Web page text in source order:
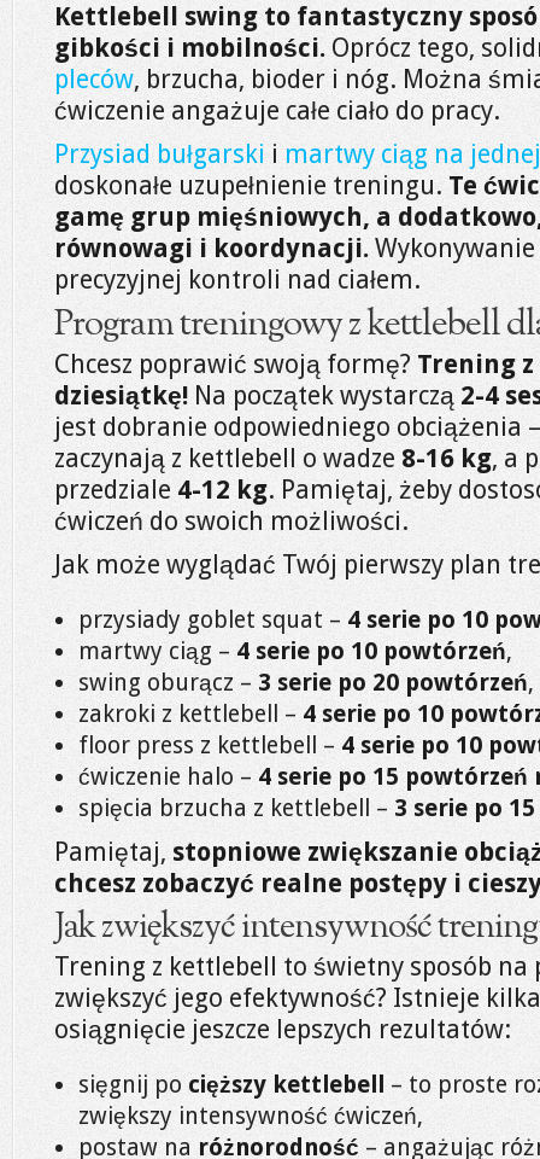
Kettlebell swing to fantastyczny
gibkości i mobilności. Oprócz tego,
pleców, brzucha, bioder i nóg. Można
ćwiczenie angażuje całe ciało do pracy.
Przysiad bułgarski i martwy ciąg na
doskonałe uzupełnienie treningu. Te
gamę grup mięśniowych, a
równowagi i koordynacji.
precyzyjnej kontroli nad ciałem.
Program treningowy z kettlebell
Chcesz poprawić swoją formę? Trening
dziesiątkę! Na początek wystarczą 2-4
jest dobranie odpowiedniego obciążenia
zaczynają z kettlebell o wadze 8-16 kg, a
przedziale 4-12 kg. Pamiętaj, żeby
ćwiczeń do swoich możliwości.
Jak może wyglądać Twój pierwszy plan
przysiady goblet squat – 4 serie po 10
martwy ciąg – 4 serie po 10 powtórzeń,
swing oburącz – 3 serie po 20 powtórzeń,
zakroki z kettlebell – 4 serie po 10
floor press z kettlebell – 4 serie po 10
ćwiczenie halo – 4 serie po 15 powtórzeń
spięcia brzucha z kettlebell – 3 serie po
Pamiętaj, stopniowe zwiększanie
chcesz zobaczyć realne postępy i
Jak zwiększyć intensywność
Trening z kettlebell to świetny sposób na
zwiększyć jego efektywność? Istnieje
osiągnięcie jeszcze lepszych rezultatów:
sięgnij po cięższy kettlebell
– to proste
zwiększy intensywność ćwiczeń,
postaw na różnorodność – angażując